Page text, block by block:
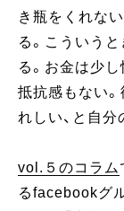
き瓶をくれな
る。こういう
る。お金は少
抵抗感もない
れしい、と自分
vol.５のコラム
るfacebookグル